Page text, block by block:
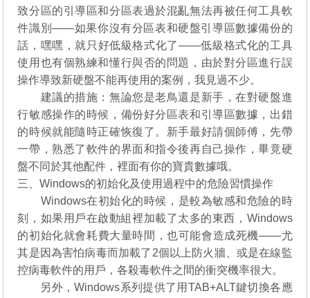
致分區的引導區和分區表過於混亂無法再被任何工具軟
件識別——如果你沒有分區表和硬盤引導區數據備份的
話，嘿嘿，就只好低級格式化了——低級格式化的工具
使用也有個熟練和懂行與否的問題，由於對分區進行誤
操作導致新硬盤不能再使用的案例，我見過不少。
建議的措施：無論您是老鳥還是新手，在對硬盤進
行敏感操作的時候，備份好分區表和引導區數據，出錯
的時候就能隨時正確恢復了。新手最好請個師傅，先帶
一帶，熟悉了軟件的界面和指令後再自己操作，畢竟硬
盤不同於其他配件，裡面有你的寶貴數據哦。
三、Windows的初始化及使用過程中的危險習慣操作
Windows在初始化的時候，是較為敏感和危險的時
刻，如果用戶在啟動組裡加載了太多的東西，Windows
的初始化就會耗費大量時間，也可能會造成死機——尤
其是因為害怕病毒而加載了2個以上防火牆、或是在線監
控病毒軟件的用戶，各殺毒軟件之間的衝突機率很大。
另外，Windows系列提供了用TAB+ALT鍵切換各應